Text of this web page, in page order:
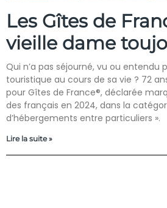
Les Gîtes de
vieille dame
Qui n’a pas séjourné, vu ou
touristique au cours de sa vie ? 72
pour Gîtes de France®, déclarée
des français en 2024, dans la
d’hébergements entre particuliers ».
Lire la suite »